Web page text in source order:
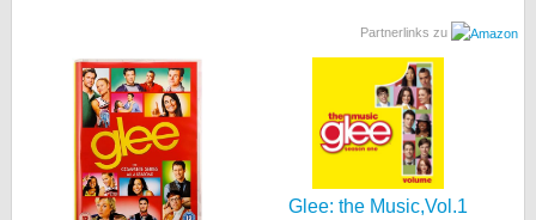
Partnerlinks zu
Glee: the Music,Vol.1